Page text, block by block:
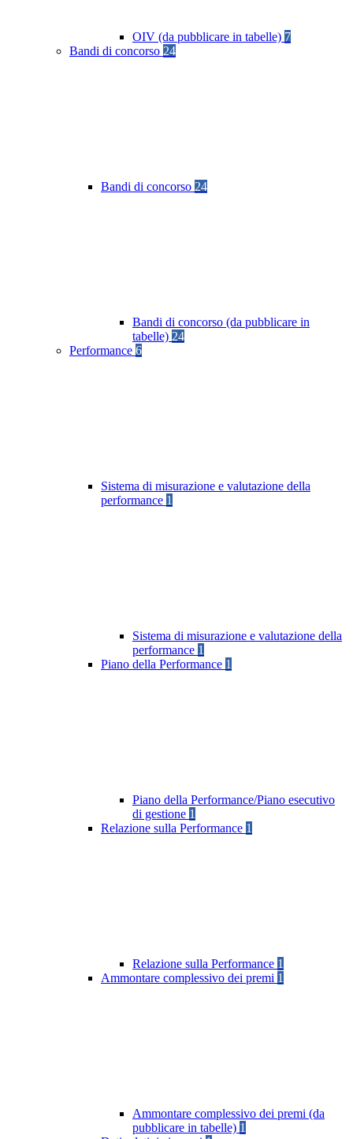
OIV (da pubblicare in tabelle) 7
Bandi di concorso 24
Bandi di concorso 24
Bandi di concorso (da pubblicare in
tabelle) 24
Performance 6
Sistema di misurazione e valutazione della
performance 1
Sistema di misurazione e valutazione della
performance 1
Piano della Performance 1
Piano della Performance/Piano esecutivo
di gestione 1
Relazione sulla Performance 1
Relazione sulla Performance 1
Ammontare complessivo dei premi 1
Ammontare complessivo dei premi (da
pubblicare in tabelle) 1